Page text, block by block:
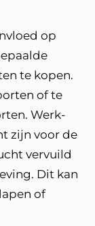
op
te kopen.
of te
Werk-
zijn voor de
vervuild
Dit kan
of